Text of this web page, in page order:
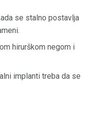
se stalno postavlja
hirurškom negom i
implanti treba da se